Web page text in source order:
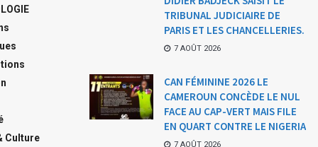
Culture
TRIBUNAL JUDICIAIRE DE
PARIS ET LES CHANCELLERIES.
7 AOÛT 2026
CAN FÉMININE 2026 LE
CAMEROUN CONCÈDE LE NUL
FACE AU CAP-VERT MAIS FILE
EN QUART CONTRE LE NIGERIA
7 AOÛT 2026